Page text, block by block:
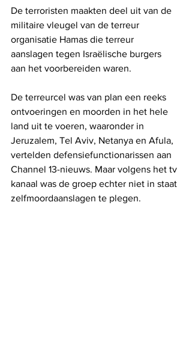
De terroristen maakten deel uit van de
militaire vleugel van de terreur
organisatie Hamas die terreur
aanslagen tegen Israëlische burgers
aan het voorbereiden waren.
De terreurcel was van plan een reeks
ontvoeringen en moorden in het hele
land uit te voeren, waaronder in
Jeruzalem, Tel Aviv, Netanya en Afula,
vertelden defensiefunctionarissen aan
Channel 13-nieuws. Maar volgens het tv
kanaal was de groep echter niet in staat
zelfmoordaanslagen te plegen.